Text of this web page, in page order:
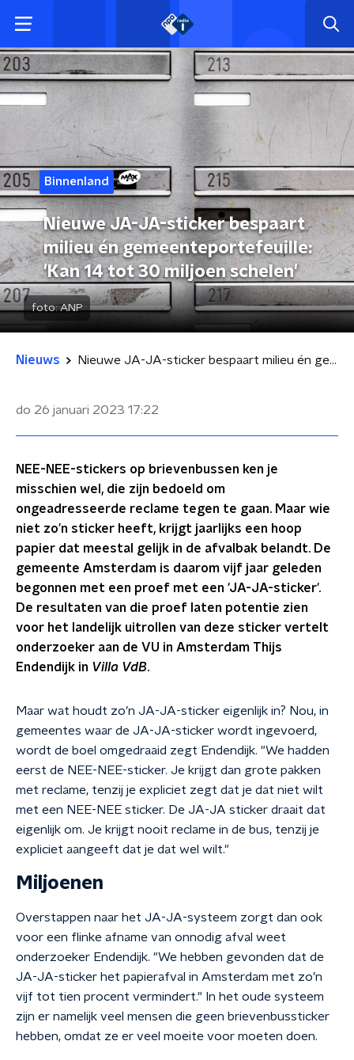
Binnenland
Nieuwe JA-JA-sticker bespaart
milieu én gemeenteportefeuille:
'Kan 14 tot 30 miljoen schelen'
foto:ANP
Nieuws Nieuwe JA-JA-sticker bespaart milieu én gemeenteportefeuille: 'Kan 14 tot 30 miljoen schelen'
do 26 januari 2023 17:22
NEE-NEE-stickers op brievenbussen ken je
misschien wel, die zijn bedoeld om
ongeadresseerde reclame tegen te gaan. Maar wie
niet zo’n sticker heeft, krijgt jaarlijks een hoop
papier dat meestal gelijk in de afvalbak belandt. De
gemeente Amsterdam is daarom vijf jaar geleden
begonnen met een proef met een 'JA-JA-sticker'.
De resultaten van die proef laten potentie zien
voor het landelijk uitrollen van deze sticker vertelt
onderzoeker aan de VU in Amsterdam Thijs
Endendijk in Villa VdB.
Maar wat houdt zo’n JA-JA-sticker eigenlijk in? Nou, in
gemeentes waar de JA-JA-sticker wordt ingevoerd,
wordt de boel omgedraaid zegt Endendijk. "We hadden
eerst de NEE-NEE-sticker. Je krijgt dan grote pakken
met reclame, tenzij je expliciet zegt dat je dat niet wilt
met een NEE-NEE sticker. De JA-JA sticker draait dat
eigenlijk om. Je krijgt nooit reclame in de bus, tenzij je
expliciet aangeeft dat je dat wel wilt."
Miljoenen
Overstappen naar het JA-JA-systeem zorgt dan ook
voor een flinke afname van onnodig afval weet
onderzoeker Endendijk. "We hebben gevonden dat de
JA-JA-sticker het papierafval in Amsterdam met zo’n
vijf tot tien procent vermindert." In het oude systeem
zijn er namelijk veel mensen die geen brievenbussticker
hebben, omdat ze er veel moeite voor moeten doen.